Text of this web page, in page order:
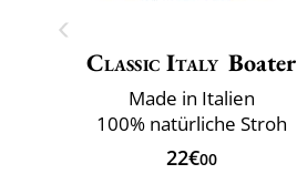
Classic Italy Boater
Made in Italien
100% natürliche Stroh
22€00